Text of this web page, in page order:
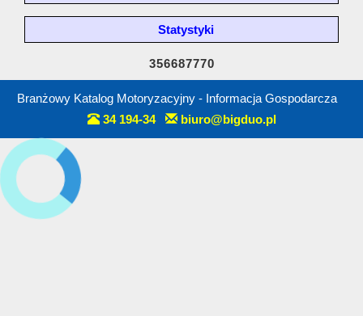
Statystyki
356687770
Branżowy Katalog Motoryzacyjny - Informacja Gospodarcza
34 194-34
biuro@bigduo.pl